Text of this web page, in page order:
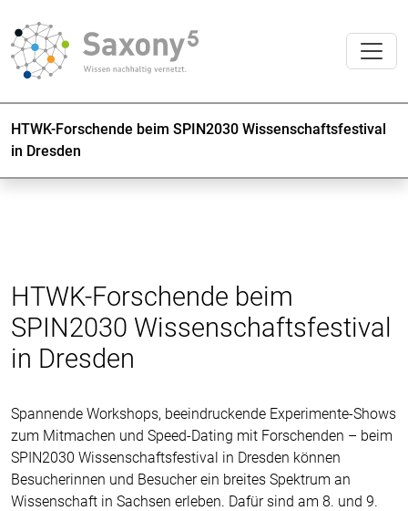
HTWK-Forschende beim SPIN2030 Wissenschaftsfestival
in Dresden
HTWK-Forschende beim
SPIN2030 Wissenschaftsfestival
in Dresden
Spannende Workshops, beeindruckende Experimente-Shows
zum Mitmachen und Speed-Dating mit Forschenden – beim
SPIN2030 Wissenschaftsfestival in Dresden können
Besucherinnen und Besucher ein breites Spektrum an
Wissenschaft in Sachsen erleben. Dafür sind am 8. und 9.